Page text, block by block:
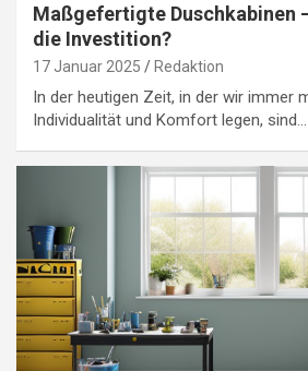
Maßgefertigte Duschkabinen
die Investition?
17 Januar 2025 Redaktion
In der heutigen Zeit, in der wir immer
Individualität und Komfort legen, sind…